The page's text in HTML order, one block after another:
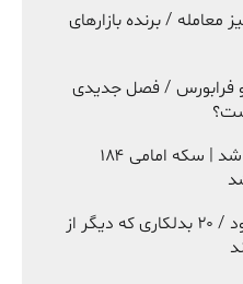
معامله / برنده بازارهای
فرابورس / فصل جدیدی
بازار طلا دوباره صعودی شد | سکه امامی ۱۸۴
از ارشا اقدسی تا هالیوود / ۲۰ بدلکاری که دیگر از